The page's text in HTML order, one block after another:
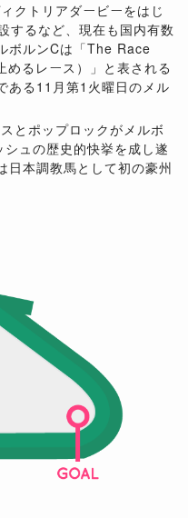
クトリアダービーをはじ
するなど、現在も国内有数
ボルンCは「The Race
るレース）」と表される
ある11月第1火曜日のメル
とポップロックがメルボ
ュの歴史的快挙を成し遂
日本調教馬として初の豪州